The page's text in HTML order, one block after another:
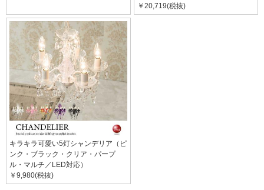
￥20,719(税抜)
キラキラ可愛い5灯シャンデリア（ピ
ンク・ブラック・クリア・パープ
ル・マルチ／LED対応）
￥9,980(税抜)